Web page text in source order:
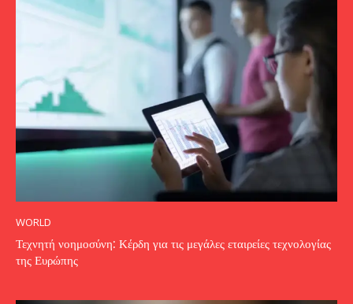
WORLD
Τεχνητή νοημοσύνη: Κέρδη για τις μεγάλες εταιρείες τεχνολογίας
της Ευρώπης